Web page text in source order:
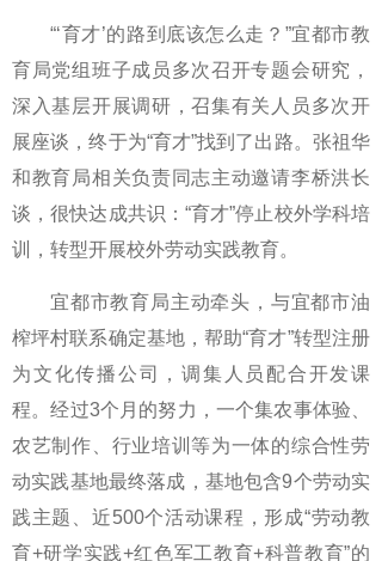
“‘育才’的路到底该怎么走？”宜都市教
育局党组班子成员多次召开专题会研究，
深入基层开展调研，召集有关人员多次开
展座谈，终于为“育才”找到了出路。张祖华
和教育局相关负责同志主动邀请李桥洪长
谈，很快达成共识：“育才”停止校外学科培
训，转型开展校外劳动实践教育。
宜都市教育局主动牵头，与宜都市油
榨坪村联系确定基地，帮助“育才”转型注册
为文化传播公司，调集人员配合开发课
程。经过3个月的努力，一个集农事体验、
农艺制作、行业培训等为一体的综合性劳
动实践基地最终落成，基地包含9个劳动实
践主题、近500个活动课程，形成“劳动教
育+研学实践+红色军工教育+科普教育”的